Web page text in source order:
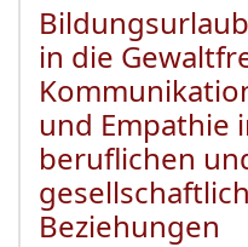
in die
und Empathie
beruflichen
Beziehungen